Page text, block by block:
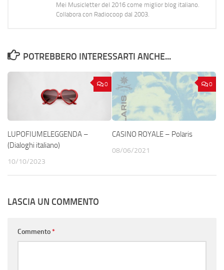
Mei Musicletter del 2016 come miglior blog italiano.
Collabora con Radiocoop dal 2003.
POTREBBERO INTERESSARTI ANCHE...
0
LUPOFIUMELEGGENDA –
(Dialoghi italiano)
10/10/2023
0
CASINO ROYALE – Polaris
08/06/2021
LASCIA UN COMMENTO
Commento*